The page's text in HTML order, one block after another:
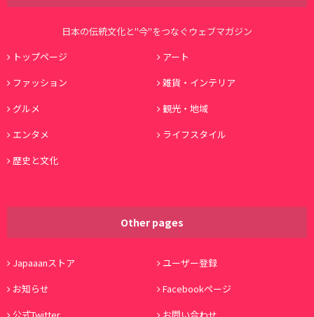
日本の伝統文化と"今"をつなぐウェブマガジン
トップページ
アート
ファッション
雑貨・インテリア
グルメ
観光・地域
エンタメ
ライフスタイル
歴史と文化
Other pages
Japaaanストア
ユーザー登録
お知らせ
Facebookページ